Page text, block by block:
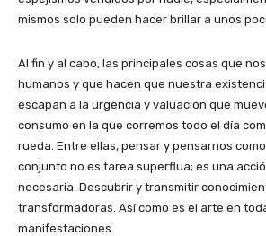
mismos solo pueden hacer brillar a unos
Al fin y al cabo, las principales cosas que
humanos y que hacen que nuestra
escapan a la urgencia y valuación que
consumo en la que corremos todo el día
rueda. Entre ellas, pensar y pensarnos
conjunto no es tarea superflua; es una
necesaria. Descubrir y transmitir
transformadoras. Así como es el arte en
manifestaciones.